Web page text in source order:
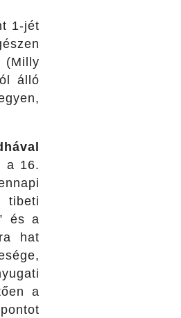
1-jét
(Milly
álló
a 16.
tibeti
és a
hat
a